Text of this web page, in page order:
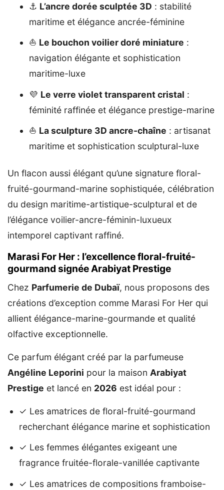
⚓ L’ancre dorée sculptée 3D : stabilité
maritime et élégance ancrée-féminine
⛵ Le bouchon voilier doré miniature :
navigation élégante et sophistication
maritime-luxe
💜 Le verre violet transparent cristal :
féminité raffinée et élégance prestige-marine
⛵ La sculpture 3D ancre-chaîne : artisanat
maritime et sophistication sculptural-luxe
Un flacon aussi élégant qu’une signature floral-
fruité-gourmand-marine sophistiquée, célébration
du design maritime-artistique-sculptural et de
l’élégance voilier-ancre-féminin-luxueux
intemporel captivant raffiné.
Marasi For Her : l’excellence floral-fruité-
gourmand signée Arabiyat Prestige
Chez Parfumerie de Dubaï, nous proposons des
créations d’exception comme Marasi For Her qui
allient élégance-marine-gourmande et qualité
olfactive exceptionnelle.
Ce parfum élégant créé par la parfumeuse
Angéline Leporini pour la maison Arabiyat
Prestige et lancé en 2026 est idéal pour :
✓ Les amatrices de floral-fruité-gourmand
recherchant élégance marine et sophistication
✓ Les femmes élégantes exigeant une
fragrance fruitée-florale-vanillée captivante
✓ Les amatrices de compositions framboise-